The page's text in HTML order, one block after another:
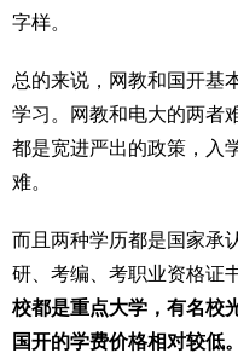
字样。
总的来说，网教和国开基
学习。网教和电大的两者
都是宽进严出的政策，入
难。
而且两种学历都是国家承
研、考编、考职业资格证书
校都是重点大学，有名校
国开的学费价格相对较低。